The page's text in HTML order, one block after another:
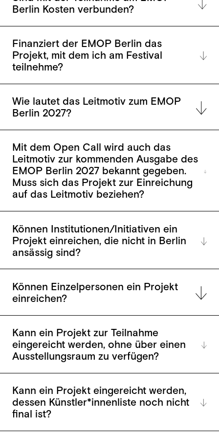
Berlin Kosten verbunden?
Finanziert der EMOP Berlin das
Projekt, mit dem ich am Festival
teilnehme?
Wie lautet das Leitmotiv zum EMOP
Berlin 2027?
Mit dem Open Call wird auch das
Leitmotiv zur kommenden Ausgabe des
EMOP Berlin 2027 bekannt gegeben.
Muss sich das Projekt zur Einreichung
auf das Leitmotiv beziehen?
Können Institutionen/Initiativen ein
Projekt einreichen, die nicht in Berlin
ansässig sind?
Können Einzelpersonen ein Projekt
einreichen?
Kann ein Projekt zur Teilnahme
eingereicht werden, ohne über einen
Ausstellungsraum zu verfügen?
Kann ein Projekt eingereicht werden,
dessen Künstler*innenliste noch nicht
final ist?